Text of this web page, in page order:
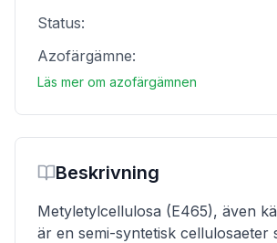
Status:
Azofärgämne:
Läs mer om azofärgämnen
Beskrivning
Metyletylcellulosa (E465), även
är en semi-syntetisk cellulosaeter